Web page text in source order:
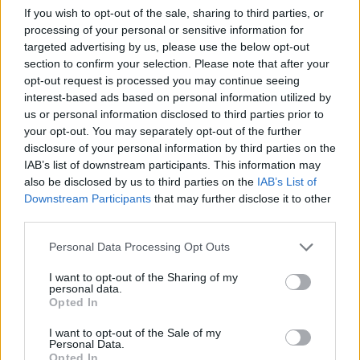
If you wish to opt-out of the sale, sharing to third parties, or
processing of your personal or sensitive information for
targeted advertising by us, please use the below opt-out
section to confirm your selection. Please note that after your
opt-out request is processed you may continue seeing
interest-based ads based on personal information utilized by
us or personal information disclosed to third parties prior to
your opt-out. You may separately opt-out of the further
disclosure of your personal information by third parties on the
IAB’s list of downstream participants. This information may
also be disclosed by us to third parties on the IAB’s List of
Downstream Participants that may further disclose it to other
Please note that this website/app uses one or more Google
not limited to your visit or usage behaviour. You may click to
grant or deny consent to Google and its third-party tags to
use your data for below specified purposes in below Google
consent section.
Personal Data Processing Opt Outs
I want to opt-out of the Sharing of my
personal data.
Opted In
I want to opt-out of the Sale of my
Personal Data.
Opted In
Leknes Hanssen
Forhåndsfavoritten Johannes Høsflot Klæbo sikret
seg lett plass i finalen, tok sin sjette strake seier i
det prestisjetunge showrennet. Men helt
plankekjøring var det heller ikke. 27-åringen, som
nylig skrev under på en toårig avtale med
landslaget, kjempet til streken for å holde sin
franske erkerival Lucas Chanavat bak seg.
Even Northug sikret seg den siste pallplassen,
mens Petter Northug altså ble nummer fire og Birk
Fjellheim ble nummer fem.
Svensk storeslem i damesprinten